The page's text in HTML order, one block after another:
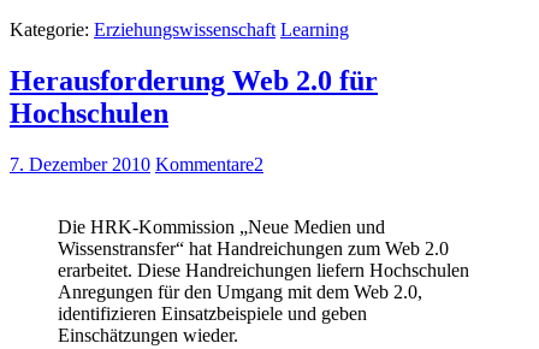
Kategorie: Erziehungswissenschaft Learning
Herausforderung Web 2.0 für
Hochschulen
7. Dezember 2010 Kommentare2
Die HRK-Kommission „Neue Medien und
Wissenstransfer“ hat Handreichungen zum Web 2.0
erarbeitet. Diese Handreichungen liefern Hochschulen
Anregungen für den Umgang mit dem Web 2.0,
identifizieren Einsatzbeispiele und geben
Einschätzungen wieder.